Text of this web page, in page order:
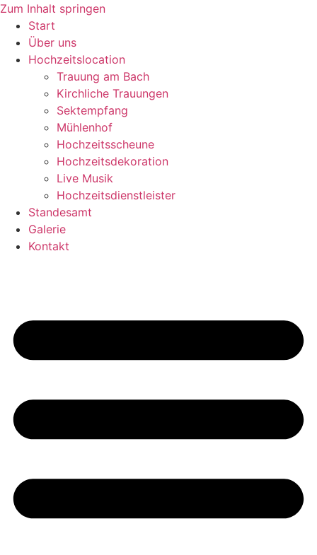
Zum Inhalt springen
Start
Über uns
Hochzeitslocation
Trauung am Bach
Kirchliche Trauungen
Sektempfang
Mühlenhof
Hochzeitsscheune
Hochzeitsdekoration
Live Musik
Hochzeitsdienstleister
Standesamt
Galerie
Kontakt